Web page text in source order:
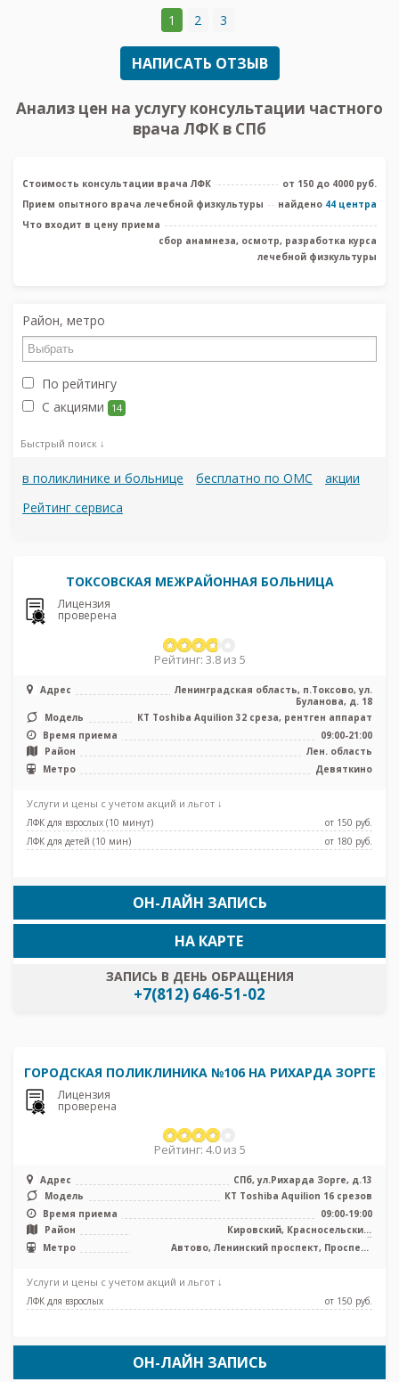
1 2 3
НАПИСАТЬ ОТЗЫВ
Анализ цен на услугу консультации частного
врача ЛФК в СПб
Стоимость консультации врача ЛФК
от 150 до 4000 руб.
Прием опытного врача лечебной физкультуры
найдено 44 центра
Что входит в цену приема
сбор анамнеза, осмотр, разработка курса
лечебной физкультуры
Район, метро
По рейтингу
С акциями
14
Быстрый поиск ↓
в поликлинике и больнице бесплатно по ОМС
акции
Рейтинг сервиса
ТОКСОВСКАЯ МЕЖРАЙОННАЯ БОЛЬНИЦА
Лицензия
проверена
Рейтинг: 3.8 из 5
Адрес
Ленинградская область, п.Токсово, ул.
Буланова, д. 18
Модель
КТ Toshiba Aquilion 32 среза, рентген аппарат
Время приема
09:00-21:00
Район
Лен. область
Метро
Девяткино
Услуги и цены с учетом акций и льгот ↓
ЛФК для взрослых (10 минут)
от 150 pуб.
ЛФК для детей (10 мин)
от 180 pуб.
ОН-ЛАЙН ЗАПИСЬ
ЗАПИСЬ В ДЕНЬ ОБРАЩЕНИЯ
+7(812) 646-51-02
НА КАРТЕ
ГОРОДСКАЯ ПОЛИКЛИНИКА №106 НА РИХАРДА ЗОРГЕ
Лицензия
проверена
Рейтинг: 4.0 из 5
Адрес
СПб, ул.Рихарда Зорге, д.13
Модель
КТ Toshiba Aquilion 16 срезов
Время приема
09:00-19:00
Район
Кировский, Красносельский,
Петродворцовый
Метро
Автово, Ленинский проспект, Проспект
Услуги и цены с учетом акций и льгот ↓
ЛФК для взрослых от 150 pуб.
ОН-ЛАЙН ЗАПИСЬ